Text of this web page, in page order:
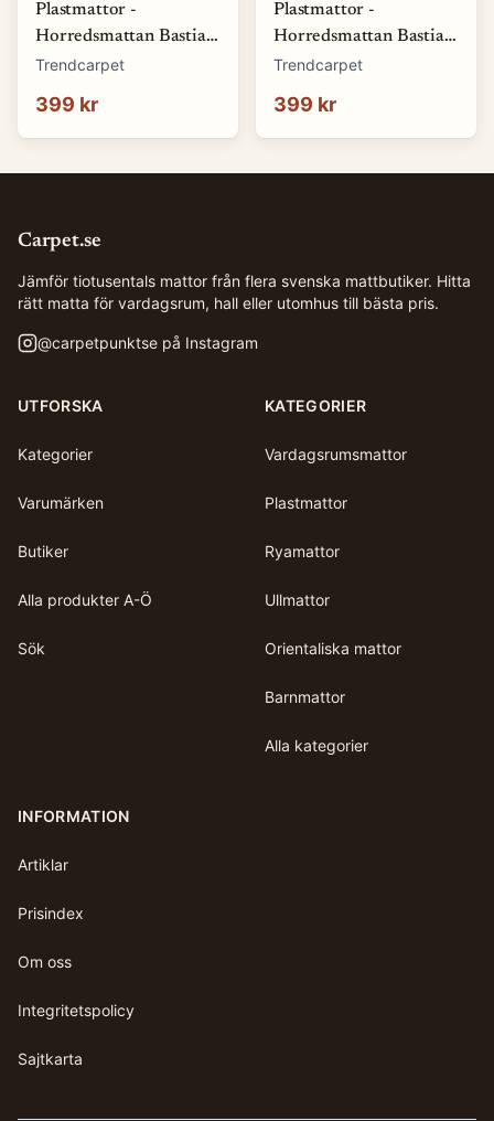
Plastmattor -
Horredsmattan Bastian
(blå) (Storlek: 70 x 50
Trendcarpet
399 kr
Plastmattor -
Horredsmattan Bastian
(brun) (Storlek: 70 x 50
Trendcarpet
399 kr
Carpet.se
Jämför tiotusentals mattor från flera svenska mattbutiker. Hitta
rätt matta för vardagsrum, hall eller utomhus till bästa pris.
@carpetpunktse på Instagram
UTFORSKA
Kategorier
Varumärken
Butiker
Alla produkter A-Ö
Sök
KATEGORIER
Vardagsrumsmattor
Plastmattor
Ryamattor
Ullmattor
Orientaliska mattor
Barnmattor
Alla kategorier
INFORMATION
Artiklar
Prisindex
Om oss
Integritetspolicy
Sajtkarta